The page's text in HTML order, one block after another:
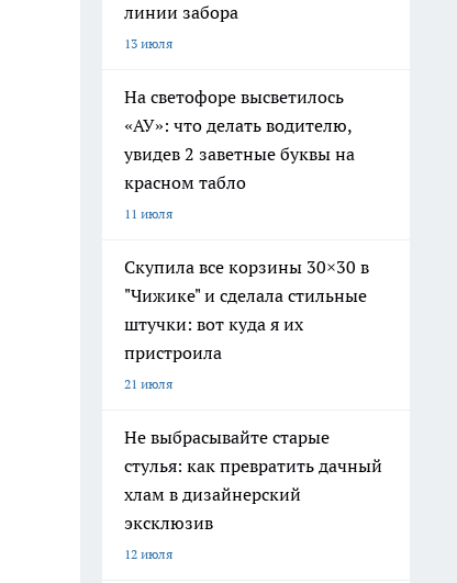
линии забора
13 июля
На светофоре высветилось
«АУ»: что делать водителю,
увидев 2 заветные буквы на
красном табло
11 июля
Скупила все корзины 30×30 в
"Чижике" и сделала стильные
штучки: вот куда я их
пристроила
21 июля
Не выбрасывайте старые
стулья: как превратить дачный
хлам в дизайнерский
эксклюзив
12 июля